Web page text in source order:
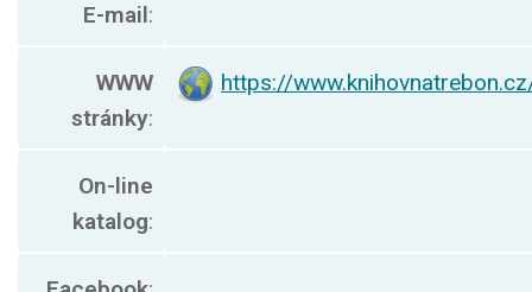
E-mail:
WWW
stránky:
https://
On-line
katalog: